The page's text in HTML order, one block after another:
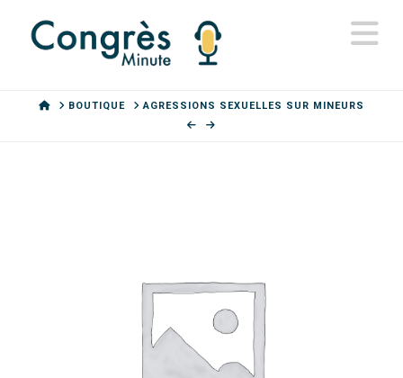
HOMEBOUTIQUE AGRESSIONS SEXUELLES SUR MINEURS